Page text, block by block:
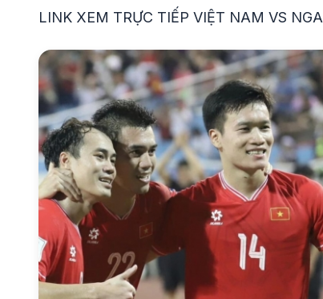
LINK XEM TRỰC TIẾP VIỆT NAM VS NGA